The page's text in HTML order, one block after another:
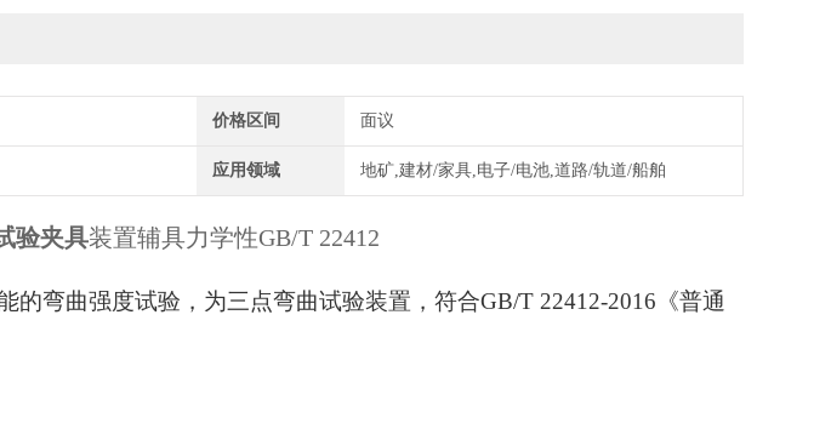
价格区间 面议
应用领域 地矿,建材/家具,电子/电池,道路/轨道/船舶
验夹具装置辅具力学性GB/T 22412
的弯曲强度试验，为三点弯曲试验装置，符合GB/T 22412-2016《普通